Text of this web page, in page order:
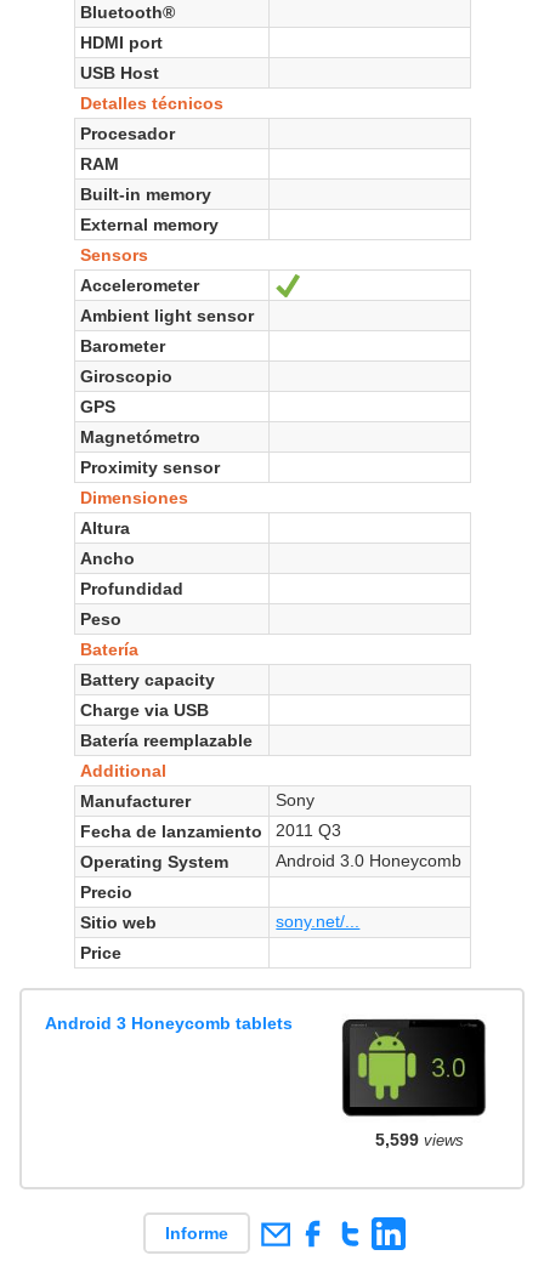
Bluetooth®
HDMI port
USB Host
Detalles técnicos
Procesador
RAM
Built-in memory
External memory
Sensors
Accelerometer
Sí
Ambient light sensor
Barometer
Giroscopio
GPS
Magnetómetro
Proximity sensor
Dimensiones
Altura
Ancho
Profundidad
Peso
Batería
Battery capacity
Charge via USB
Batería reemplazable
Additional
Manufacturer
Sony
Fecha de lanzamiento
2011 Q3
Operating System
Android 3.0 Honeycomb
Precio
Sitio web
sony.net/...
Price
Android 3 Honeycomb tablets
5,599views
Informe